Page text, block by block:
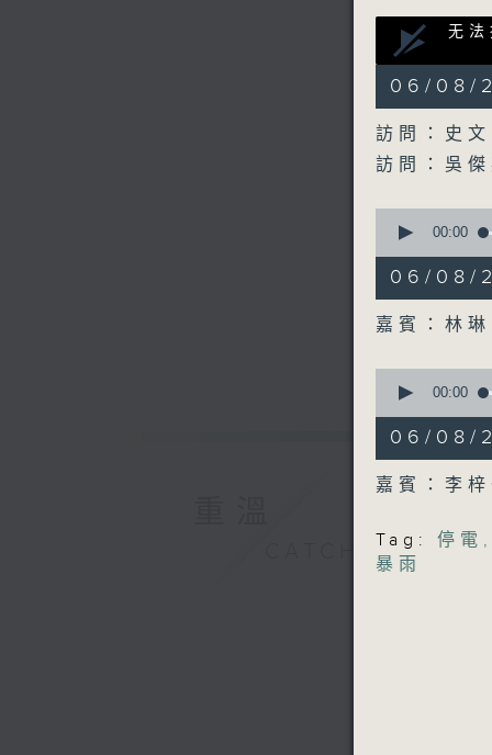
CATCHUP
0
seconds
of
seconds
90%
00:00
无
06/08/
訪問：史
訪問：吳
seconds
minutes,
49
seconds
90%
00:00
06/08/
嘉賓：林
seconds
11
minutes,
29
seconds
90%
00:00
06/08/
嘉賓：李
Tag: 停電 ,
暴雨